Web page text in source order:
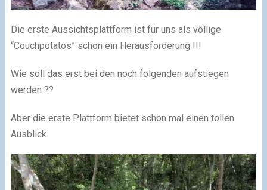
Die erste Aussichtsplattform ist für uns als völlige
“Couchpotatos” schon ein Herausforderung !!!
Wie soll das erst bei den noch folgenden aufstiegen
werden ??
Aber die erste Plattform bietet schon mal einen tollen
Ausblick.